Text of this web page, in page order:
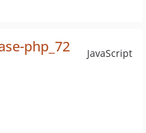
JavaScript
php_72